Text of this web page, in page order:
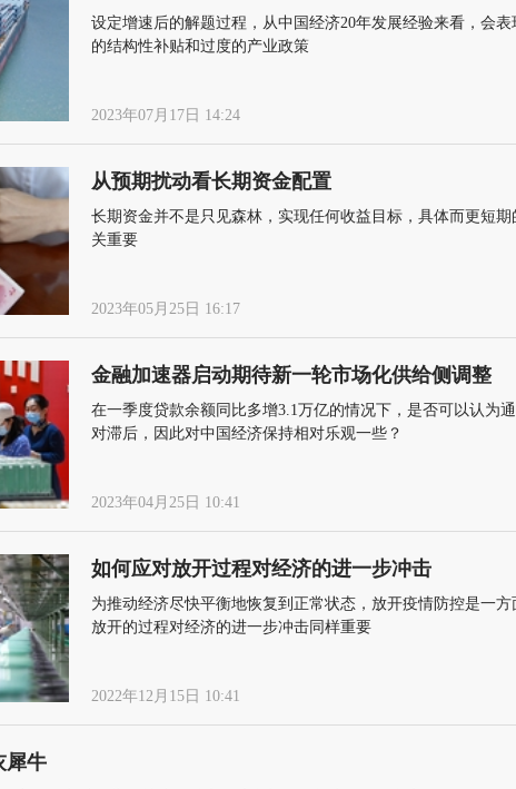
设定增速后的解题过程，从中国经济20年发展经验来看，会表
的结构性补贴和过度的产业政策
2023年07月17日 14:24
从预期扰动看长期资金配置
长期资金并不是只见森林，实现任何收益目标，具体而更短期
关重要
2023年05月25日 16:17
金融加速器启动期待新一轮市场化供给侧调整
在一季度贷款余额同比多增3.1万亿的情况下，是否可以认为
对滞后，因此对中国经济保持相对乐观一些？
2023年04月25日 10:41
如何应对放开过程对经济的进一步冲击
为推动经济尽快平衡地恢复到正常状态，放开疫情防控是一方
放开的过程对经济的进一步冲击同样重要
2022年12月15日 10:41
犀牛